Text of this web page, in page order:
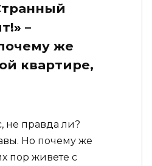
–
же
квартире,
не правда ли?
Но почему же
пор живете с